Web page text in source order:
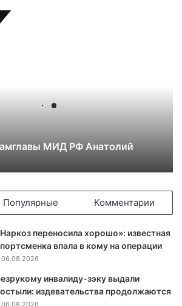
МИД РФ Анатолий
Популярные Комментарии
переносила хорошо»: известная
впала в кому на операции
06.08.2026
инвалиду-зэку выдали
издевательства продолжаются
06.08.2026